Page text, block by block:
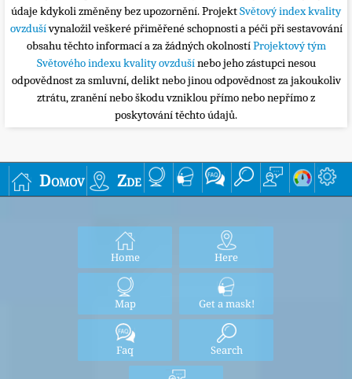
údaje kdykoli změněny bez upozornění. ProjektSvětový index kvality
ovzdušívynaložil veškeré přiměřené schopnosti a péči při sestavování
obsahu těchto informací a za žádných okolnostíProjektový tým
Světového indexu kvality ovzdušínebo jeho zástupci nesou
odpovědnost za smluvní, delikt nebo jinou odpovědnost za jakoukoliv
ztrátu, zranění nebo škodu vzniklou přímo nebo nepřímo z
poskytování těchto údajů.
Domov Zde
Home Here
Map Get a mask!
Faq Search